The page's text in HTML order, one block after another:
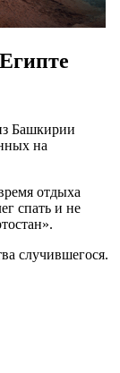
Башкирии
на
отдыха
спать и не
случившегося.